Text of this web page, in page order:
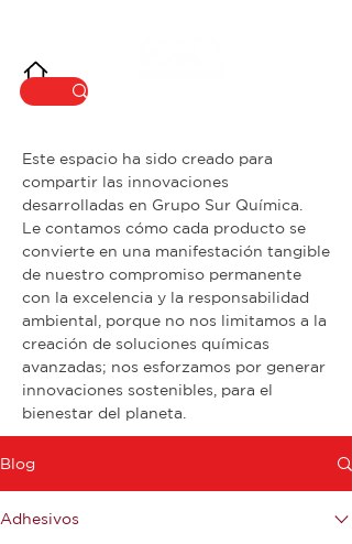
Este espacio ha sido creado para
compartir las innovaciones
desarrolladas en Grupo Sur Química.
Le contamos cómo cada producto se
convierte en una manifestación tangible
de nuestro compromiso permanente
con la excelencia y la responsabilidad
ambiental, porque no nos limitamos a la
creación de soluciones químicas
avanzadas; nos esforzamos por generar
innovaciones sostenibles, para el
bienestar del planeta.
Blog
Adhesivos